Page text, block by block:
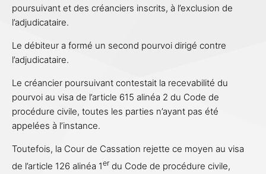
poursuivant et des créanciers inscrits, à l’exclusion de
l’adjudicataire.
Le débiteur a formé un second pourvoi dirigé contre
l’adjudicataire.
Le créancier poursuivant contestait la recevabilité du
pourvoi au visa de l’article 615 alinéa 2 du Code de
procédure civile, toutes les parties n’ayant pas été
appelées à l’instance.
Toutefois, la Cour de Cassation rejette ce moyen au visa
de l’article 126 alinéa 1erdu Code de procédure civile,